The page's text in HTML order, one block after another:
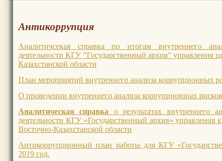
Антикоррупция
Аналитичсекая справка по итогам внутреннего
деятельности КГУ "Государственный архив" управления
Казахстанской области
План мероприятий внутреннего анализа коррупционных
О проведении внутреннего анализа коррупционных рисков
Аналитическая справка о результатах внутреннего
деятельности КГУ «Государственный архив» управления
Восточно-Казахстанской области
Антикоррупционный план работы для КГУ
2019 год.